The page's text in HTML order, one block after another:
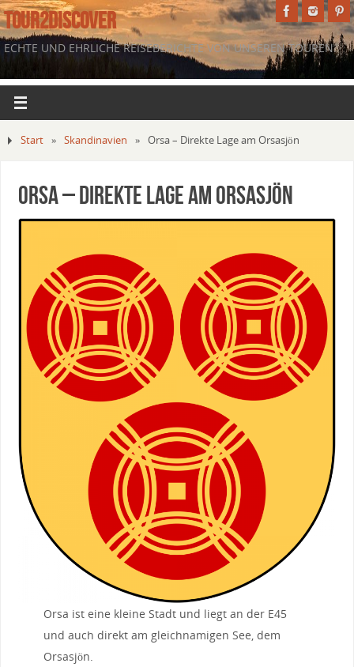
TOUR2DISCOVER
ECHTE UND EHRLICHE REISEBERICHTE VON UNSEREN TOUREN.
Start » Skandinavien » Orsa – Direkte Lage am Orsasjön
Orsa – Direkte Lage am Orsasjön
Orsa ist eine kleine Stadt und liegt an der E45
und auch direkt am gleichnamigen See, dem
Orsasjön.